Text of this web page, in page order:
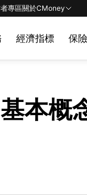
專區關於CMoney
經濟指標 保
本概